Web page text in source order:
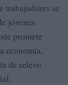
trabajadores se
jóvenes
promete
economía,
de relevo